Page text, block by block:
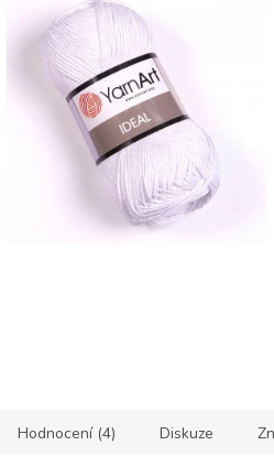
Hodnocení (4) Diskuze